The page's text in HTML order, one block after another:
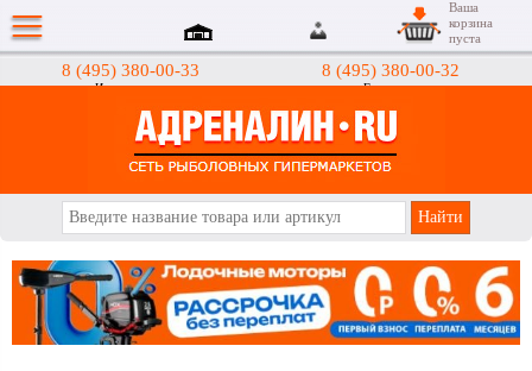
8 (495) 380-00-33
Интернет-магазин
8 (495) 380-00-32
Гипермаркеты
Ваша
корзина
пуста